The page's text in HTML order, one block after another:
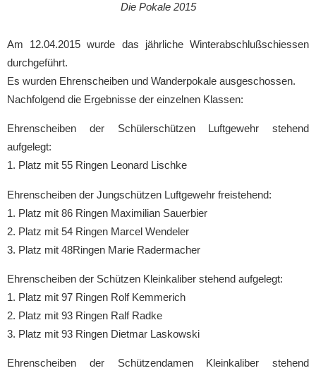
Die Pokale 2015
Am 12.04.2015 wurde das jährliche Winterabschlußschiessen
durchgeführt.
Es wurden Ehrenscheiben und Wanderpokale ausgeschossen.
Nachfolgend die Ergebnisse der einzelnen Klassen:
Ehrenscheiben der Schülerschützen Luftgewehr stehend
aufgelegt:
1. Platz mit 55 Ringen Leonard Lischke
Ehrenscheiben der Jungschützen Luftgewehr freistehend:
1. Platz mit 86 Ringen Maximilian Sauerbier
2. Platz mit 54 Ringen Marcel Wendeler
3. Platz mit 48Ringen Marie Radermacher
Ehrenscheiben der Schützen Kleinkaliber stehend aufgelegt:
1. Platz mit 97 Ringen Rolf Kemmerich
2. Platz mit 93 Ringen Ralf Radke
3. Platz mit 93 Ringen Dietmar Laskowski
Ehrenscheiben der Schützendamen Kleinkaliber stehend